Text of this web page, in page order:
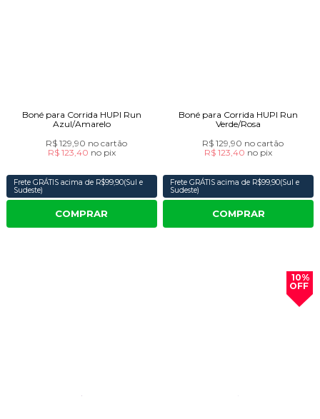
Boné para Corrida HUPI Run
Azul/Amarelo
R$ 129,90 no cartão
R$ 123,40 no pix
Frete GRÁTIS acima de R$99,90(Sul e
Sudeste)
COMPRAR
Boné para Corrida HUPI Run
Verde/Rosa
R$ 129,90 no cartão
R$ 123,40 no pix
Frete GRÁTIS acima de R$99,90(Sul e
Sudeste)
COMPRAR
10%
OFF